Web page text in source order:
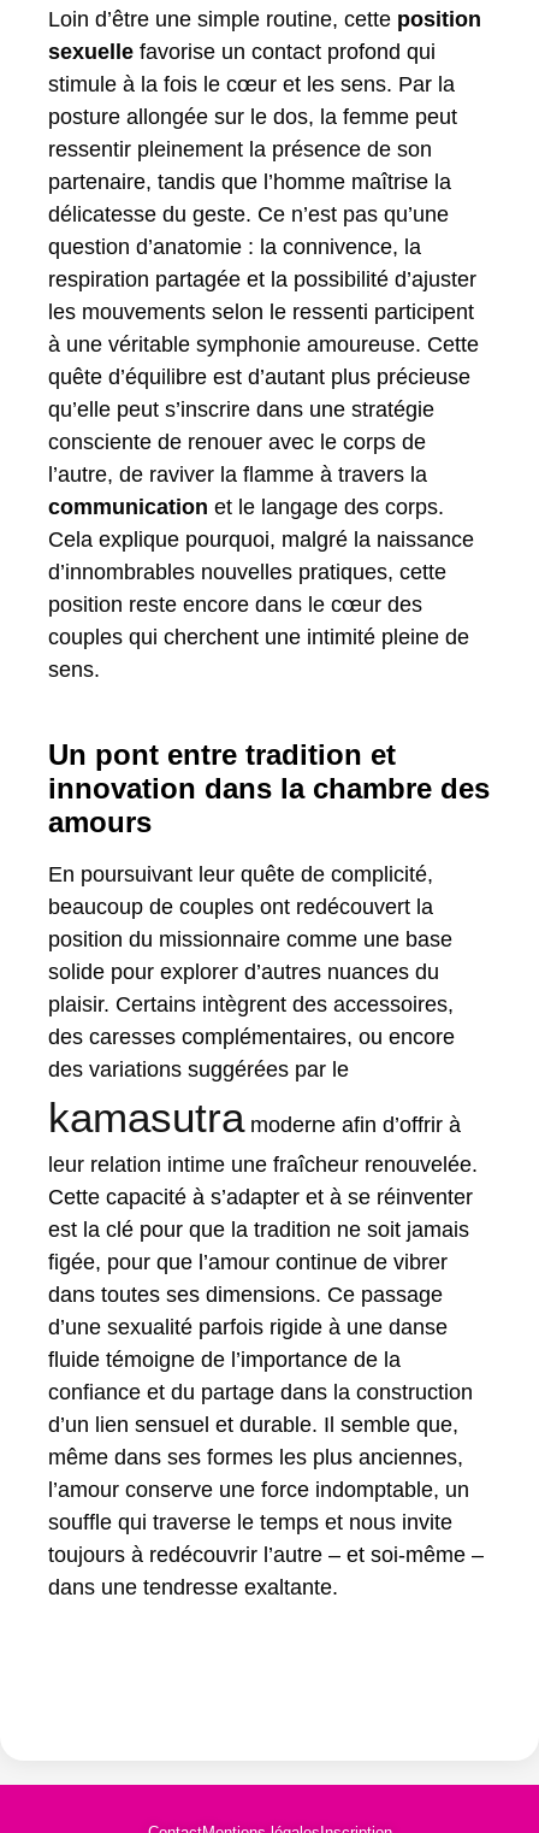
Loin d’être une simple routine, cette position
sexuelle favorise un contact profond qui
stimule à la fois le cœur et les sens. Par la
posture allongée sur le dos, la femme peut
ressentir pleinement la présence de son
partenaire, tandis que l’homme maîtrise la
délicatesse du geste. Ce n’est pas qu’une
question d’anatomie : la connivence, la
respiration partagée et la possibilité d’ajuster
les mouvements selon le ressenti participent
à une véritable symphonie amoureuse. Cette
quête d’équilibre est d’autant plus précieuse
qu’elle peut s’inscrire dans une stratégie
consciente de renouer avec le corps de
l’autre, de raviver la flamme à travers la
communication et le langage des corps.
Cela explique pourquoi, malgré la naissance
d’innombrables nouvelles pratiques, cette
position reste encore dans le cœur des
couples qui cherchent une intimité pleine de
sens.
Un pont entre tradition et
innovation dans la chambre des
amours
En poursuivant leur quête de complicité,
beaucoup de couples ont redécouvert la
position du missionnaire comme une base
solide pour explorer d’autres nuances du
plaisir. Certains intègrent des accessoires,
des caresses complémentaires, ou encore
des variations suggérées par le
kamasutramoderne afin d’offrir à
leur relation intime une fraîcheur renouvelée.
Cette capacité à s’adapter et à se réinventer
est la clé pour que la tradition ne soit jamais
figée, pour que l’amour continue de vibrer
dans toutes ses dimensions. Ce passage
d’une sexualité parfois rigide à une danse
fluide témoigne de l’importance de la
confiance et du partage dans la construction
d’un lien sensuel et durable. Il semble que,
même dans ses formes les plus anciennes,
l’amour conserve une force indomptable, un
souffle qui traverse le temps et nous invite
toujours à redécouvrir l’autre – et soi-même –
dans une tendresse exaltante.